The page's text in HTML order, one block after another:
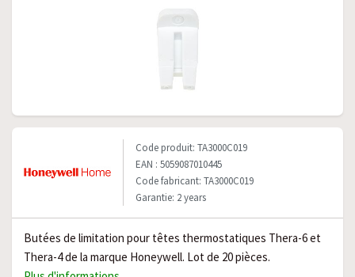
Code produit: TA3000C019
EAN : 5059087010445
Code fabricant: TA3000C019
Garantie: 2 years
Butées de limitation pour têtes thermostatiques Thera-6 et
Thera-4 de la marque Honeywell. Lot de 20 pièces.